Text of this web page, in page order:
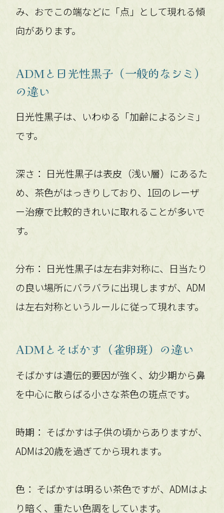
み、おでこの端などに「点」として現れる傾
向があります。
ADMと日光性黒子（一般的なシミ）
の違い
日光性黒子は、いわゆる「加齢によるシミ」
です。
深さ： 日光性黒子は表皮（浅い層）にあるた
め、茶色がはっきりしており、1回のレーザ
ー治療で比較的きれいに取れることが多いで
す。
分布： 日光性黒子は左右非対称に、日当たり
の良い場所にバラバラに出現しますが、ADM
は左右対称というルールに従って現れます。
ADMとそばかす（雀卵斑）の違い
そばかすは遺伝的要因が強く、幼少期から鼻
を中心に散らばる小さな茶色の斑点です。
時期： そばかすは子供の頃からありますが、
ADMは20歳を過ぎてから現れます。
色： そばかすは明るい茶色ですが、ADMはよ
り暗く、重たい色調をしています。